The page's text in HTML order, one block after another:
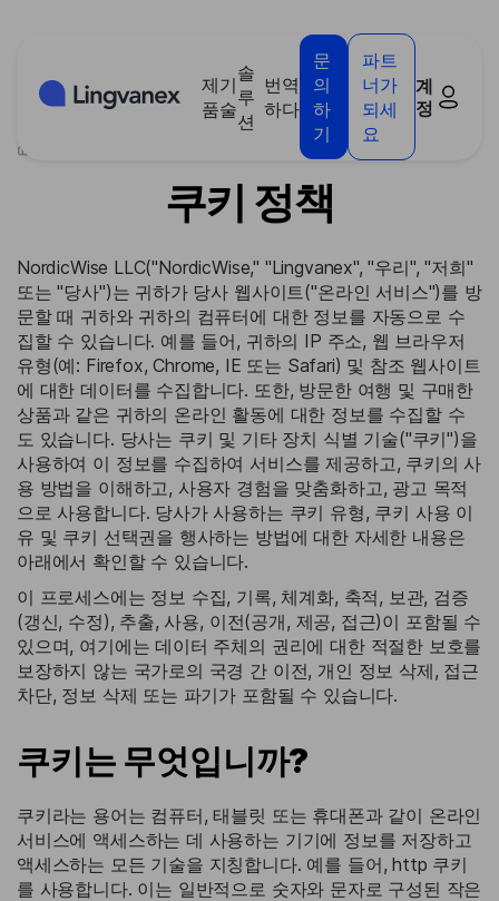
제
품
기
술
솔
루
션
번역
하다
문
의
하
기
파트
너가
되세
요
계
정
쿠키 정책
NordicWise LLC("NordicWise," "Lingvanex", "우리", "저희"
또는 "당사")는 귀하가 당사 웹사이트("온라인 서비스")를 방
문할 때 귀하와 귀하의 컴퓨터에 대한 정보를 자동으로 수
집할 수 있습니다. 예를 들어, 귀하의 IP 주소, 웹 브라우저
유형(예: Firefox, Chrome, IE 또는 Safari) 및 참조 웹사이트
에 대한 데이터를 수집합니다. 또한, 방문한 여행 및 구매한
상품과 같은 귀하의 온라인 활동에 대한 정보를 수집할 수
도 있습니다. 당사는 쿠키 및 기타 장치 식별 기술("쿠키")을
사용하여 이 정보를 수집하여 서비스를 제공하고, 쿠키의 사
용 방법을 이해하고, 사용자 경험을 맞춤화하고, 광고 목적
으로 사용합니다. 당사가 사용하는 쿠키 유형, 쿠키 사용 이
유 및 쿠키 선택권을 행사하는 방법에 대한 자세한 내용은
아래에서 확인할 수 있습니다.
이 프로세스에는 정보 수집, 기록, 체계화, 축적, 보관, 검증
(갱신, 수정), 추출, 사용, 이전(공개, 제공, 접근)이 포함될 수
있으며, 여기에는 데이터 주체의 권리에 대한 적절한 보호를
보장하지 않는 국가로의 국경 간 이전, 개인 정보 삭제, 접근
차단, 정보 삭제 또는 파기가 포함될 수 있습니다.
쿠키는 무엇입니까?
쿠키라는 용어는 컴퓨터, 태블릿 또는 휴대폰과 같이 온라인
서비스에 액세스하는 데 사용하는 기기에 정보를 저장하고
액세스하는 모든 기술을 지칭합니다. 예를 들어, http 쿠키
를 사용합니다. 이는 일반적으로 숫자와 문자로 구성된 작은